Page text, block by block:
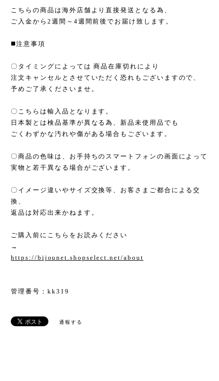
こちらの商品は海外店舗より直接発送となる為、
ご入金から2週間～4週間前後でお届け致します。
◼️注意事項
〇タイミングによっては 商品在庫切れにより
注文キャンセルとさせていただく恐れもございますので、
予めご了承くださいませ。
〇こちらは輸入品となります。
日本製とは検品基準が異なる為、新品未使用品でも
ごくわずかな汚れや傷がある場合もございます。
〇商品の色味は、お手持ちのスマートフォンの画面によって
実物と若干異なる場合がございます。
〇イメージ違いやサイズ交換等、お客さまご都合による交
換、
返品は対応出来かねます。
ご購入前にこちらをお読みください
→
https://bijounet.shopselect.net/about
管理番号：kk319
通報する